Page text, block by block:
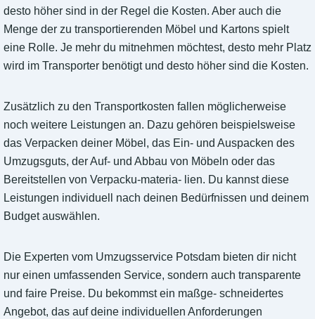
desto höher sind in der Regel die Kosten. Aber auch die
Menge der zu transportierenden Möbel und Kartons spielt
eine Rolle. Je mehr du mitnehmen möchtest, desto mehr Platz
wird im Transporter benötigt und desto höher sind die Kosten.
Zusätzlich zu den Transportkosten fallen möglicherweise
noch weitere Leistungen an. Dazu gehören beispielsweise
das Verpacken deiner Möbel, das Ein- und Auspacken des
Umzugsguts, der Auf- und Abbau von Möbeln oder das
Bereitstellen von Verpacku-materia- lien. Du kannst diese
Leistungen individuell nach deinen Bedürfnissen und deinem
Budget auswählen.
Die Experten vom Umzugsservice Potsdam bieten dir nicht
nur einen umfassenden Service, sondern auch transparente
und faire Preise. Du bekommst ein maßge- schneidertes
Angebot, das auf deine individuellen Anforderungen